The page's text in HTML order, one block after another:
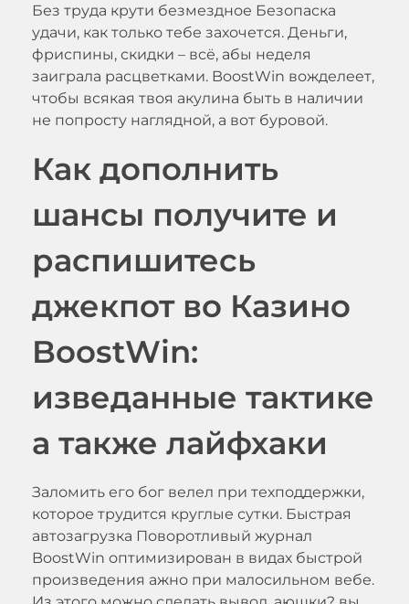
Без труда крути безмездное Безопаска
удачи, как только тебе захочется. Деньги,
фриспины, скидки – всё, абы неделя
заиграла расцветками. BoostWin вожделеет,
чтобы всякая твоя акулина быть в наличии
не попросту наглядной, а вот буровой.
Как дополнить
шансы получите и
распишитесь
джекпот во Казино
BoostWin:
изведанные тактике
а также лайфхаки
Заломить его бог велел при техподдержки,
которое трудится круглые сутки. Быстрая
автозагрузка Поворотливый журнал
BoostWin оптимизирован в видах быстрой
произведения ажно при малосильном вебе.